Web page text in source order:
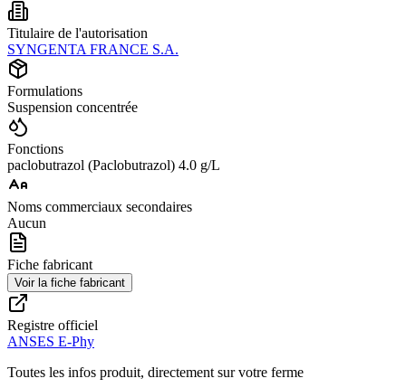
Titulaire de l'autorisation
SYNGENTA FRANCE S.A.
Formulations
Suspension concentrée
Fonctions
paclobutrazol (Paclobutrazol) 4.0 g/L
Noms commerciaux secondaires
Aucun
Fiche fabricant
Voir la fiche fabricant
Registre officiel
ANSES E-Phy
Toutes les infos produit, directement sur votre ferme